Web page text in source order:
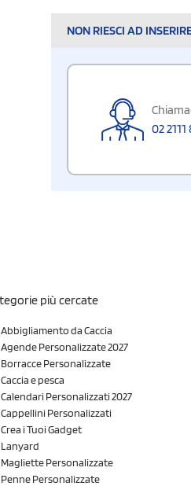
NON RIESCI AD
02
più cercate
Abbigliamento da Caccia
Agende Personalizzate 2027
Borracce Personalizzate
Caccia e pesca
Calendari Personalizzati 2027
Cappellini Personalizzati
Crea i Tuoi Gadget
Lanyard
Magliette Personalizzate
Penne Personalizzate